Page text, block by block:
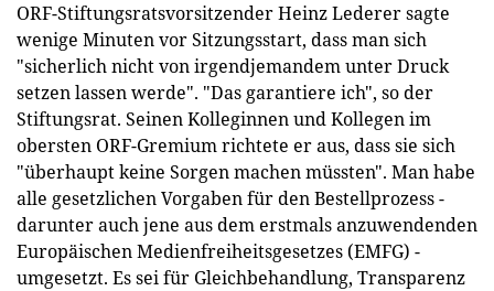
ORF-Stiftungsratsvorsitzender Heinz Lederer sagte
wenige Minuten vor Sitzungsstart, dass man sich
"sicherlich nicht von irgendjemandem unter Druck
setzen lassen werde". "Das garantiere ich", so der
Stiftungsrat. Seinen Kolleginnen und Kollegen im
obersten ORF-Gremium richtete er aus, dass sie sich
"überhaupt keine Sorgen machen müssten". Man habe
alle gesetzlichen Vorgaben für den Bestellprozess -
darunter auch jene aus dem erstmals anzuwendenden
Europäischen Medienfreiheitsgesetzes (EMFG) -
umgesetzt. Es sei für Gleichbehandlung, Transparenz